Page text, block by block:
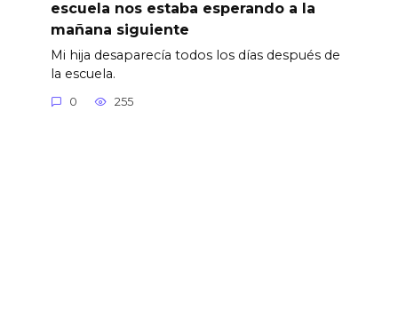
escuela nos estaba esperando a la
mañana siguiente
Mi hija desaparecía todos los días después de
la escuela.
0 255